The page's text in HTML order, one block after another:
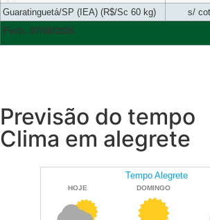
Guaratinguetá/SP (IEA) (R$/Sc 60 kg) s/
Fech. 07/08/2026
Previsão do tempo
Clima em alegrete